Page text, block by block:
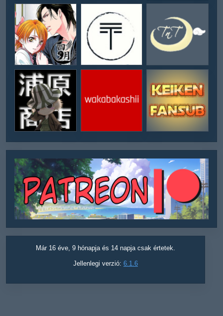
Már 16 éve, 9 hónapja és 14 napja csak értetek.
Jellenlegi verzió: 6.1.6